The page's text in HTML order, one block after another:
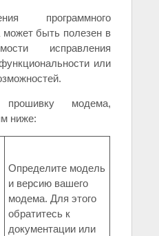
программного
быть полезен в
исправления
или
модема,
ниже:
Определите модель
и версию вашего
модема. Для этого
обратитесь к
документации или